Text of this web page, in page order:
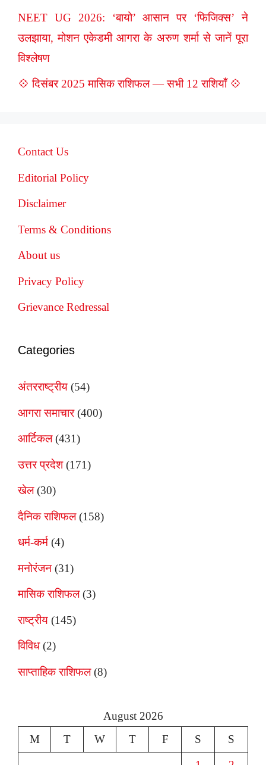
NEET UG 2026: ‘बायो’ आसान पर ‘फिजिक्स’ ने
उलझाया, मोशन एकेडमी आगरा के अरुण शर्मा से जानें पूरा
विश्लेषण
💠 दिसंबर 2025 मासिक राशिफल — सभी 12 राशियाँ 💠
Contact Us
Editorial Policy
Disclaimer
Terms & Conditions
About us
Privacy Policy
Grievance Redressal
Categories
अंतरराष्ट्रीय (54)
आगरा समाचार(400)
आर्टिकल(431)
उत्तर प्रदेश(171)
खेल(30)
दैनिक राशिफल(158)
धर्म-कर्म (4)
मनोरंजन (31)
मासिक राशिफल(3)
राष्ट्रीय (145)
विविध(2)
साप्ताहिक राशिफल(8)
August 2026
M
T W T F S S